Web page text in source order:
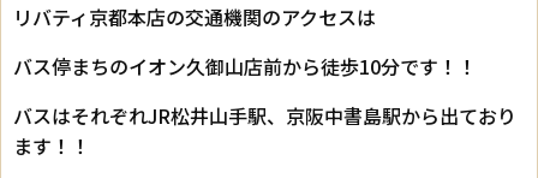
リバティ京都本店の交通機関のアクセスは
バス停まちのイオン久御山店前から徒歩10分です！！
バスはそれぞれJR松井山手駅、京阪中書島駅から出ており
ます！！